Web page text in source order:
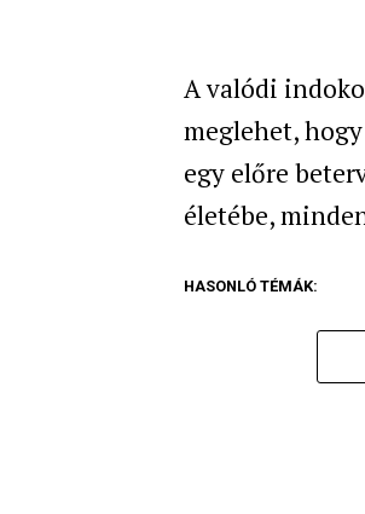
A valódi
meglehet,
egy előre
életébe,
HASONLÓ TÉMÁK: